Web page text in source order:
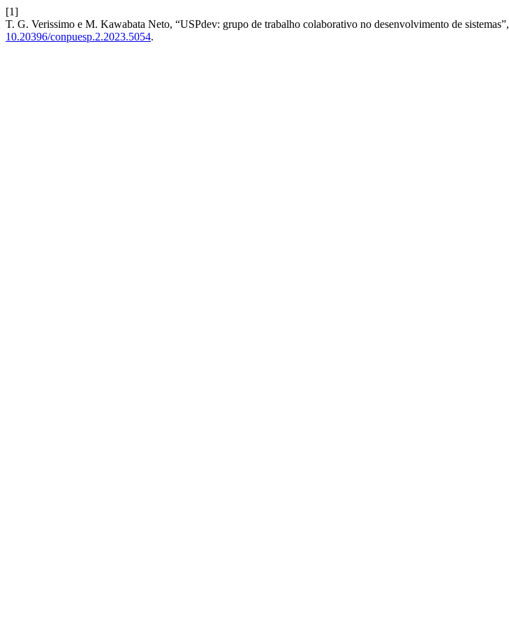
[1]
T. G. Verissimo e M. Kawabata Neto, “USPdev: grupo de trabalho colaborativo no desenvolvimento de sistemas”,
10.20396/conpuesp.2.2023.5054.